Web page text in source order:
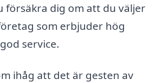
försäkra dig om att du väljer
som erbjuder hög
service.
ihåg att det är gesten av